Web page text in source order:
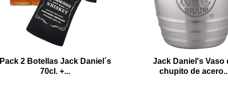
Pack 2 Botellas Jack Daniel´s
70cl. +...
Jack Daniel's Vaso
chupito de